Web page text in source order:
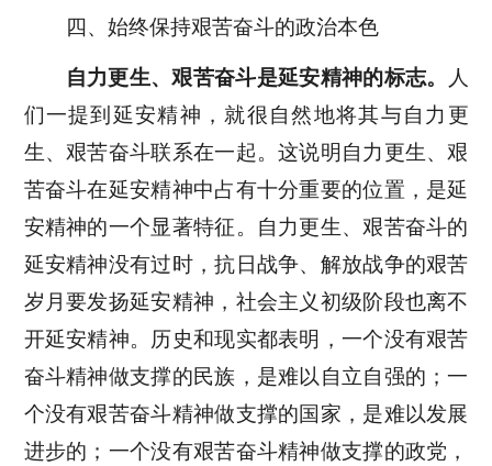
四、始终保持艰苦奋斗的政治本色
自力更生、艰苦奋斗是延安精神的标志。
人
们一提到延安精神，就很自然地将其与自力更
生、艰苦奋斗联系在一起。这说明自力更生、艰
苦奋斗在延安精神中占有十分重要的位置，是延
安精神的一个显著特征。自力更生、艰苦奋斗的
延安精神没有过时，抗日战争、解放战争的艰苦
岁月要发扬延安精神，社会主义初级阶段也离不
开延安精神。历史和现实都表明，一个没有艰苦
奋斗精神做支撑的民族，是难以自立自强的；一
个没有艰苦奋斗精神做支撑的国家，是难以发展
进步的；一个没有艰苦奋斗精神做支撑的政党，